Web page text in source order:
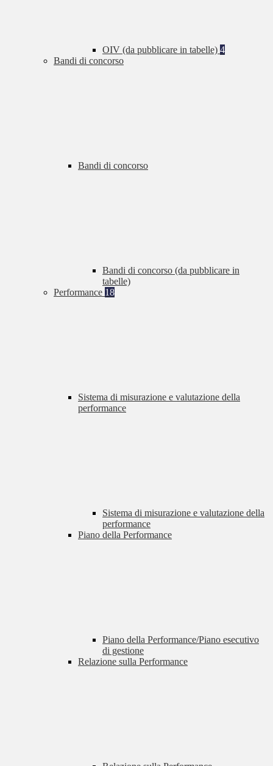
OIV (da pubblicare in tabelle) 4
Bandi di concorso
Bandi di concorso
Bandi di concorso (da pubblicare in
tabelle)
Performance 18
Sistema di misurazione e valutazione della
performance
Sistema di misurazione e valutazione della
performance
Piano della Performance
Piano della Performance/Piano esecutivo
di gestione
Relazione sulla Performance